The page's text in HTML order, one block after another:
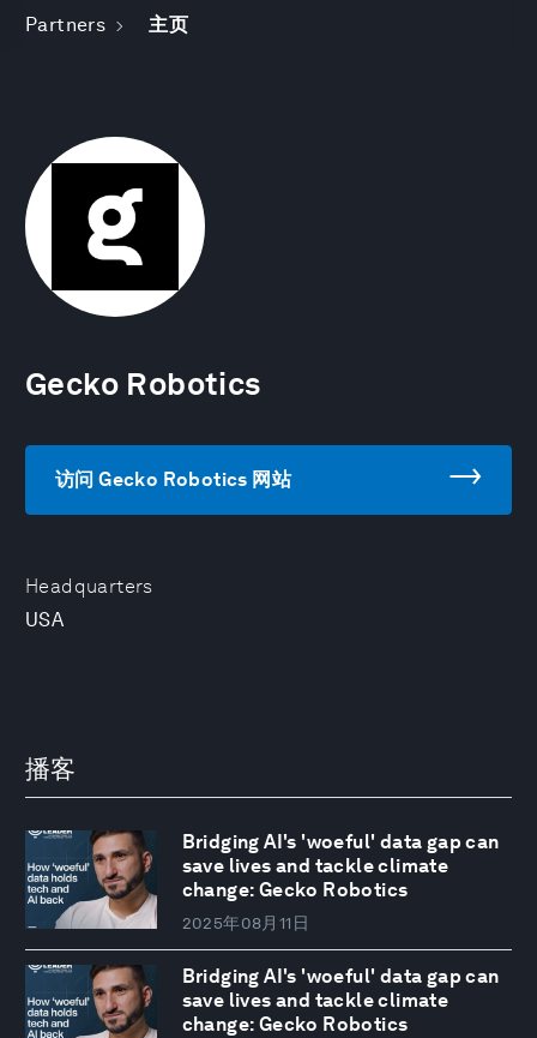
Partners 主页
Headquarters
USA
Gecko Robotics
访问 Gecko Robotics 网站
播客
Bridging AI's 'woeful' data gap can
save lives and tackle climate
change: Gecko Robotics
2025年08月11日
Bridging AI's 'woeful' data gap can
save lives and tackle climate
change: Gecko Robotics